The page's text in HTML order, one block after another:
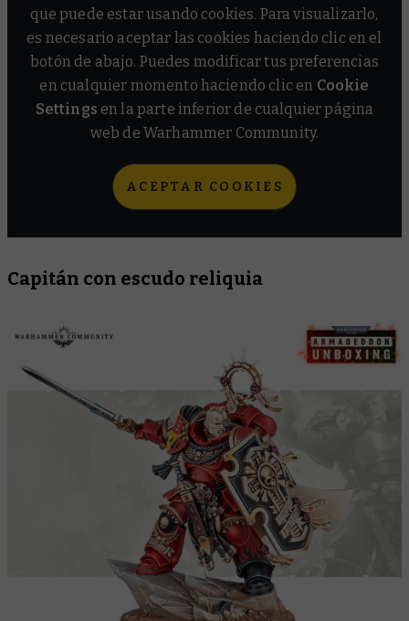
que puede estar usando cookies. Para visualizarlo,
es necesario aceptar las cookies haciendo clic en el
botón de abajo. Puedes modificar tus preferencias
en cualquier momento haciendo clic en Cookie
Settings en la parte inferior de cualquier página
web de Warhammer Community.
ACEPTAR COOKIES
Capitán con escudo reliquia